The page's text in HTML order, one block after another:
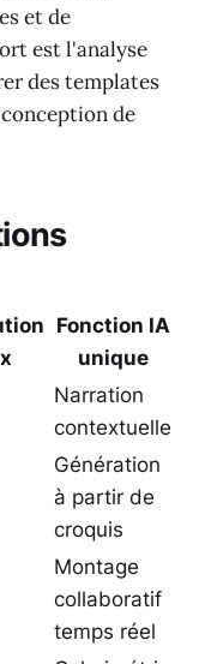
et de
est l'analyse
des templates
de
Fonction IA
unique
Narration
contextuelle
Génération
à partir de
croquis
Montage
collaboratif
temps réel